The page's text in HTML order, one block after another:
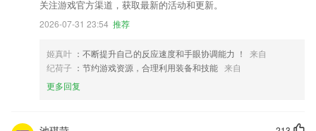
关注游戏官方渠道，获取最新的活动和更新。
2026-07-31 23:54 推荐
姬真叶 ：不断提升自己的反应速度和手眼协调能力 ！
来自
纪荷子 ：节约游戏资源，合理利用装备和技能 来自
更多回复